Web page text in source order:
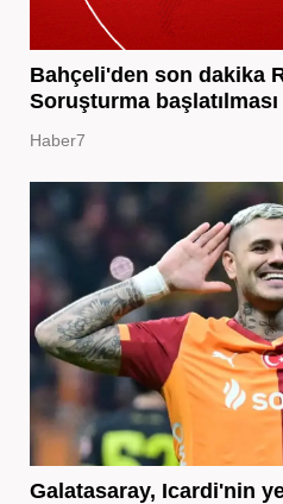
Bahçeli'den son dakika
Soruşturma başlatılması
Haber7
Galatasaray, Icardi'nin